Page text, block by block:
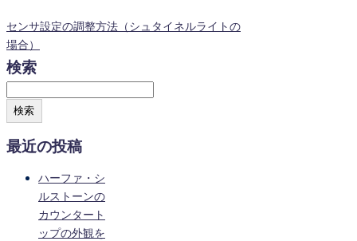
センサ設定の調整方法（シュタイネルライトの
場合）
検索
検索
最近の投稿
ハーファ・シ
ルストーンの
カウンタート
ップの外観を